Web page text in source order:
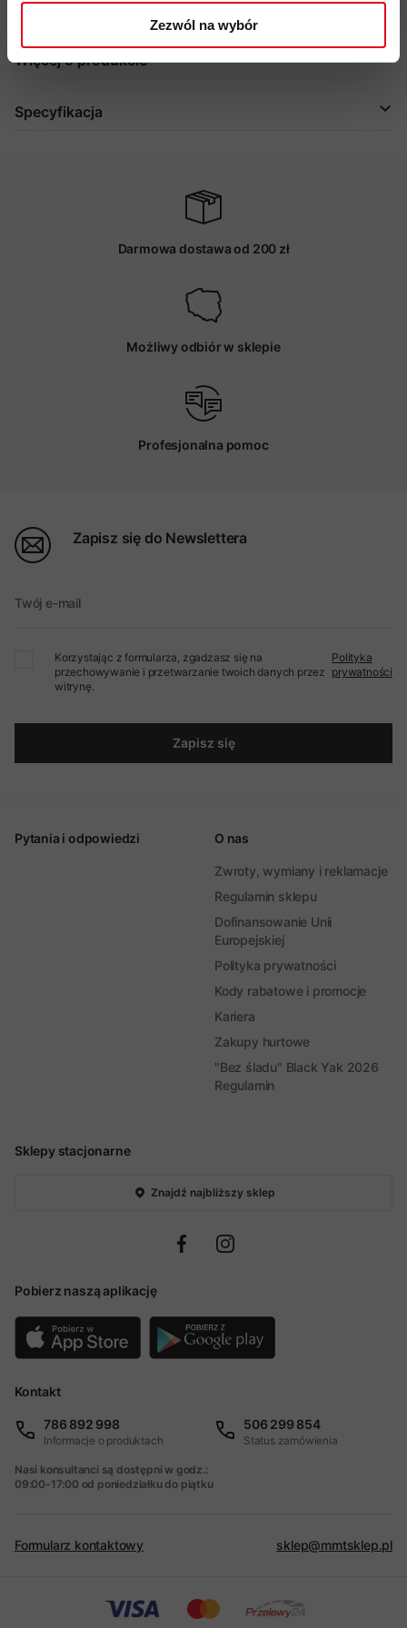
Zezwól na wybór
kod produktu: 2010-05240
Więcej o produkcie
Specyfikacja
Darmowa dostawa od 200 zł
Możliwy odbiór w sklepie
Profesjonalna pomoc
Zapisz się do Newslettera
Twój e-mail
Korzystając z formularza, zgadzasz się na
przechowywanie i przetwarzanie twoich danych przez
witrynę.
Polityka
prywatności
Zapisz się
Sklepy stacjonarne
Znajdź najbliższy sklep
Pobierz naszą aplikację
Pytania i odpowiedzi O nas
Zwroty, wymiany i reklamacje
Regulamin sklepu
Dofinansowanie Unii
Europejskiej
Polityka prywatności
Kody rabatowe i promocje
Kariera
Zakupy hurtowe
"Bez śladu" Black Yak 2026
Regulamin
Kontakt
786 892 998
Informacje o produktach
506 299 854
Status zamówienia
Nasi konsultanci są dostępni w godz.:
09:00-17:00 od poniedziałku do piątku
Formularz kontaktowy sklep@mmtsklep.pl